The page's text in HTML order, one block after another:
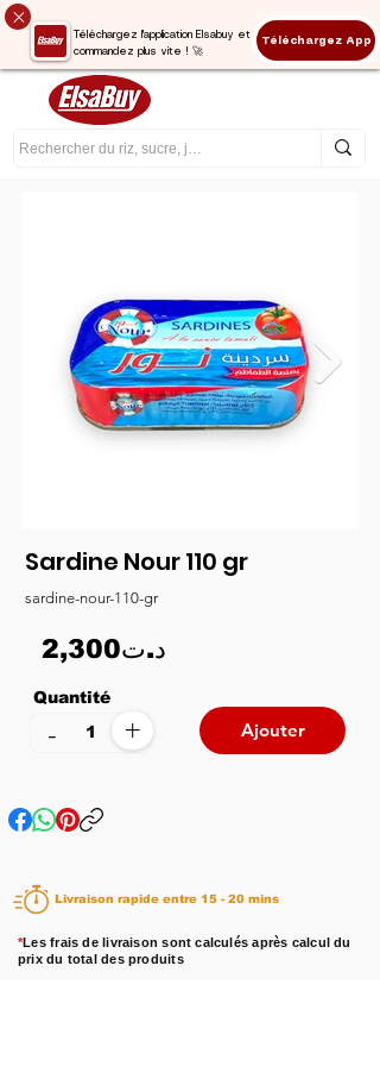
Téléchargez l'application Elsabuy et
commandez plus vite ! 🚀
Téléchargez App
Sardine Nour 110 gr
sardine-nour-110-gr
2,300د.ت
Quantité
+
- Ajouter
Livraison rapide entre 15 - 20 mins
*Les frais de livraison sont calculés après calcul du
prix du total des produits